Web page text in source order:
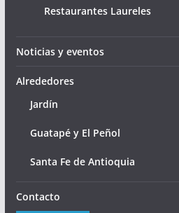
Restaurantes Laureles
Noticias y eventos
Alrededores
Jardín
Guatapé y El Peñol
Santa Fe de Antioquia
Contacto